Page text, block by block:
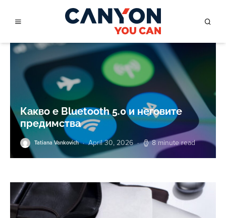
Какво е Bluetooth 5.0 и неговите
предимства
Tatiana Vankovich April 30, 2026 8 minute read